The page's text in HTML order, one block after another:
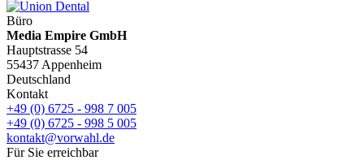
Büro
Media Empire GmbH
Hauptstrasse 54
55437 Appenheim
Deutschland
Kontakt
+49 (0) 6725 - 998 7 005
+49 (0) 6725 - 998 5 005
kontakt@vorwahl.de
Für Sie erreichbar